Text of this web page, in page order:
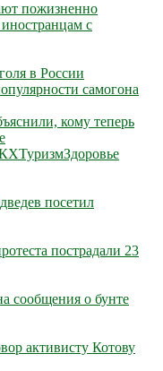
пожизненно
с
в России
самогона
кому теперь
ТуризмЗдоровье
посетил
пострадали 23
сообщения о бунте
активисту Котову